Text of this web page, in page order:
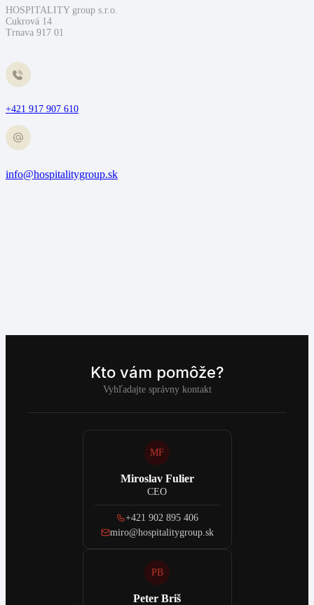
HOSPITALITY group s.r.o.
Cukrová 14
Trnava 917 01
+421 917 907 610
info@hospitalitygroup.sk
Kto vám pomôže?
Vyhľadajte správny kontakt
MF
Miroslav Fulier
CEO
+421 902 895 406
miro@hospitalitygroup.sk
PB
Peter Briš